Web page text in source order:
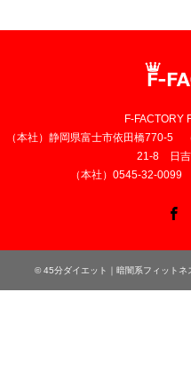
F-FACTORY
（本社）静岡県富士市依田橋770-5
21-8 日吉
（本社）0545-32-0099
©45分ダイエット｜暗闇系フィットネ